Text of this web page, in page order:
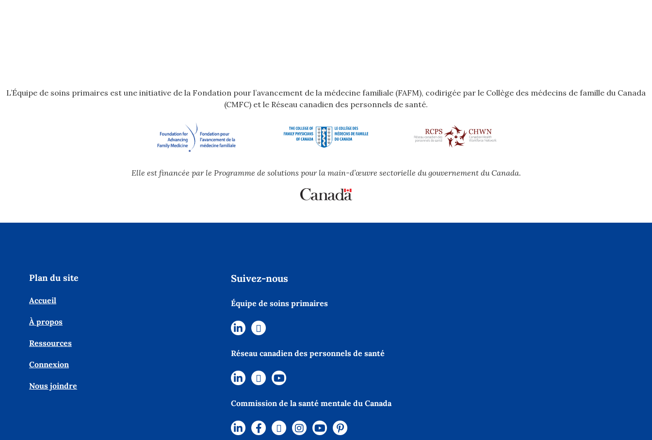
L’Équipe de soins primaires est une initiative de la Fondation pour l’avancement de la médecine familiale (FAFM), codirigée par le Collège des médecins de famille du Canada
(CMFC) et le Réseau canadien des personnels de santé.
Elle est financée par le Programme de solutions pour la main-d’œuvre sectorielle du gouvernement du Canada.
Plan du site
Accueil
À propos
Ressources
Connexion
Nous joindre
Suivez-nous
Équipe de soins primaires
Réseau canadien des personnels de santé
Commission de la santé mentale du Canada